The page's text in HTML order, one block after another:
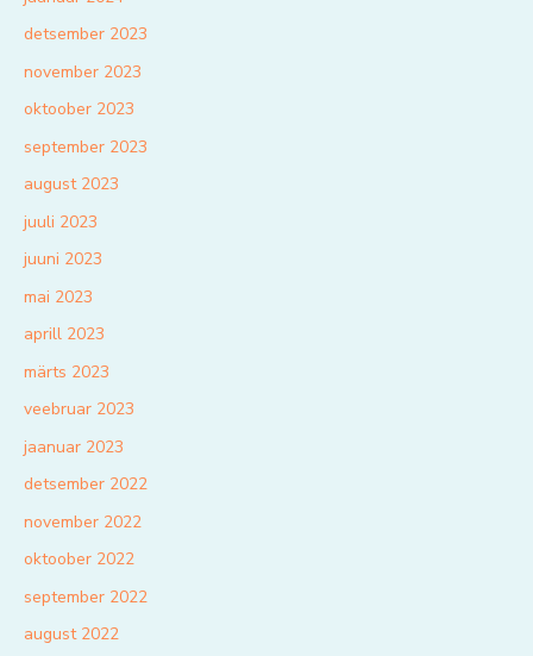
detsember 2023
november 2023
oktoober 2023
september 2023
august 2023
juuli 2023
juuni 2023
mai 2023
aprill 2023
märts 2023
veebruar 2023
jaanuar 2023
detsember 2022
november 2022
oktoober 2022
september 2022
august 2022